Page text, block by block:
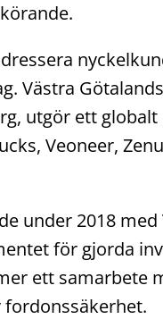
Västra
utgör ett
Veoneer,
under 2018
för gjorda
ett samarbete